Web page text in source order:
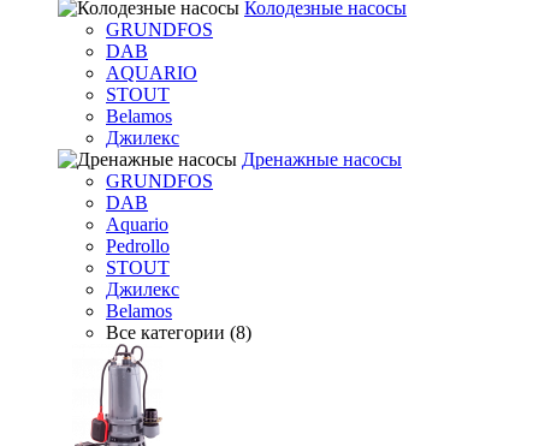
Колодезные насосы
GRUNDFOS
DAB
AQUARIO
STOUT
Belamos
Джилекс
Дренажные насосы
GRUNDFOS
DAB
Aquario
Pedrollo
STOUT
Джилекс
Belamos
Все категории (8)